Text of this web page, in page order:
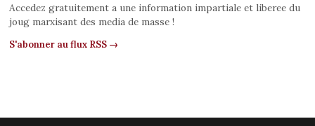
Accedez gratuitement a une information impartiale et liberee du
joug marxisant des media de masse !
S'abonner au flux RSS →